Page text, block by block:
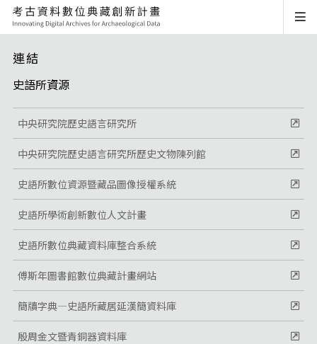
連結
史語所資源
中央研究院歷史語言研究所
中央研究院歷史語言研究所歷史文物陳列館
史語所數位資源暨藏品圖像授權系統
史語所學術創新數位人文計畫
史語所數位典藏資料庫整合系統
傅斯年圖書館數位典藏計畫網站
簡牘字典—史語所藏居延漢簡資料庫
殷周金文暨青銅器資料庫